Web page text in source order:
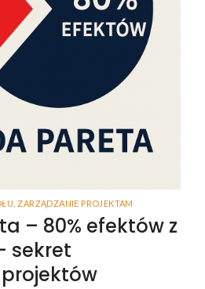
ZARZĄDZANIE PROJEKTAM
– 80% efektów z
sekret